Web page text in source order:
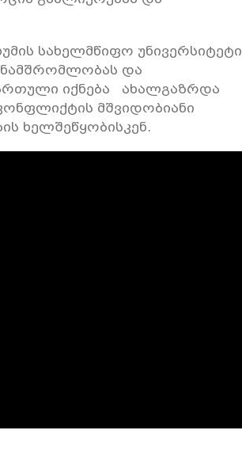
სახელმწიფო უნივერსიტეტი
და
იქნება ახალგაზრდა
მშვიდობიანი
ხელშეწყობისკენ.